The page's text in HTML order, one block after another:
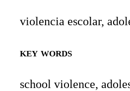
violencia escolar,
key words
school violence,